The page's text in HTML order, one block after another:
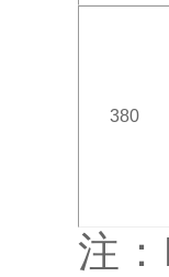
380
注：